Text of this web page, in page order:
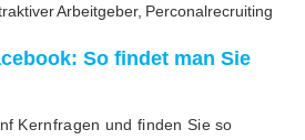
Arbeitgeber, Perconalrecruiting
So findet man Sie
Kernfragen und finden Sie so